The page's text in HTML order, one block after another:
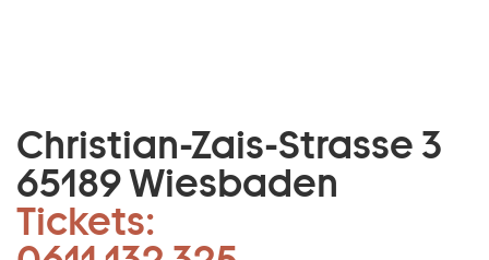
Christian-Zais-Strasse 3
65189 Wiesbaden
Tickets: